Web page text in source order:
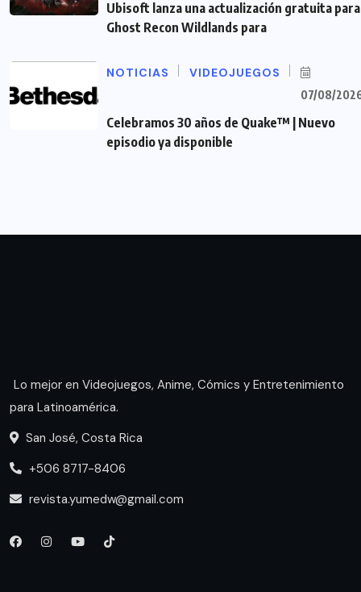
Ubisoft lanza una actualización gratuita para
Ghost Recon Wildlands para
NOTICIAS VIDEOJUEGOS
07/08/
Celebramos 30 años de Quake™ | Nuevo
episodio ya disponible
Lo mejor en Videojuegos, Anime, Cómics y Entretenimiento
para Latinoamérica.
San José, Costa Rica
+506 8717-8406
revista.yumedw@gmail.com